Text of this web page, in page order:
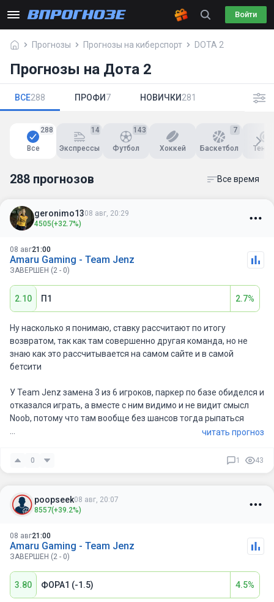
Войти
Прогнозы Прогнозы на киберспорт DOTA 2
Прогнозы на Дота 2
ВСЕ288 ПРОФИ 7 НОВИЧКИ 281
Все
288
Экспрессы
14
Футбол
143
Хоккей Баскетбол
7
288 прогнозов Все время
geronimo1308 авг, 20:29
4505(+32.7%)
08 авг21:00
Amaru Gaming - Team Jenz
ЗАВЕРШЕН (2 - 0)
2.10 П1 2.7%
Ну насколько я понимаю, ставку рассчитают по итогу
возвратом, так как там совершенно другая команда, но не
знаю как это рассчитывается на самом сайте и в самой
бетсити
У Team Jenz замена 3 из 6 игроков, паркер по базе обиделся и
отказался играть, а вместе с ним видимо и не видит смысл
Noob, потому что там вообще без шансов тогда рыпаться
всякое разыграть, возьму просто победу, без форы
читать прогноз
0 1 43
poopseek08 авг, 20:07
8557(+39.2%)
08 авг21:00
Amaru Gaming - Team Jenz
ЗАВЕРШЕН (2 - 0)
3.80 ФОРА1 (-1.5) 4.5%